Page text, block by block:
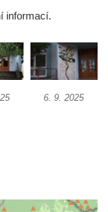
informací.
6. 9. 2025